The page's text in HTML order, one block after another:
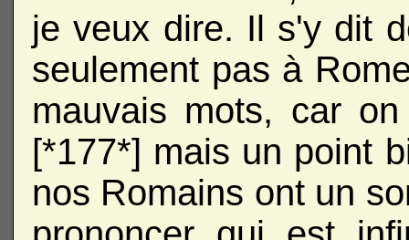
je veux dire. Il s'y dit
seulement pas à
mauvais mots, car
[*177*] mais un point
nos Romains ont un